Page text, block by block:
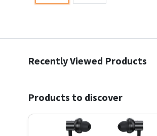
Recently Viewed Products
Products to discover